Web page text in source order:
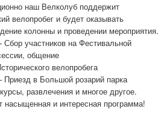
наш Велколуб поддержит
велопробег и будет оказывать
колонны и проведении мероприятия.
участников на Фестивальной
общение
велопробега
в Большой розарий парка
развлечения и многое другое.
насыщенная и интересная программа!